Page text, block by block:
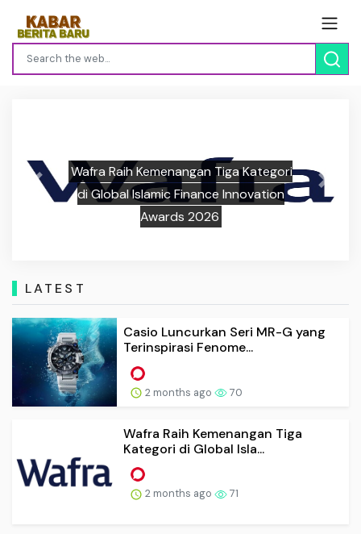
Wafra Raih Kemenangan Tiga Kategori
di Global Islamic Finance Innovation
Awards 2026
Previous Next
LATEST
Casio Luncurkan Seri MR-G yang
Terinspirasi Fenome...
2 months ago 70
Wafra Raih Kemenangan Tiga
Kategori di Global Isla...
2 months ago 71